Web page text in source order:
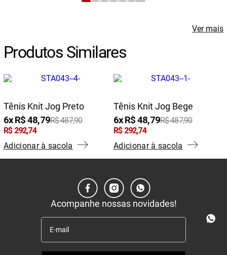
Produtos Similares
Tênis Knit Jog Preto
6 R$48,79R$487,90
R$ 292,74
Adicionar à sacola
Tênis Knit Jog Bege
6 R$48,79R$487,90
R$ 292,74
Adicionar à sacola
Ver mais
Acompanhe nossas novidades!